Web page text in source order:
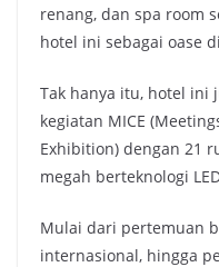
renang, dan spa room
hotel ini sebagai oase
Tak hanya itu, hotel ini
kegiatan MICE
Exhibition) dengan 21
megah berteknologi
Mulai dari pertemuan
internasional, hingga